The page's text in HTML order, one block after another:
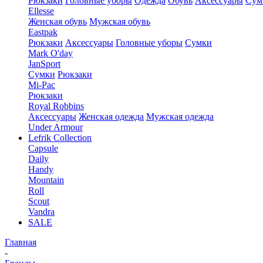
Ellesse
Женская обувь Мужская обувь
Eastpak
Рюкзаки Аксессуары Головные уборы Сумки
Mark O'day
JanSport
Сумки Рюкзаки
Mi-Pac
Рюкзаки
Royal Robbins
Аксессуары Женская одежда Мужская одежда
Under Armour
Lefrik Collection
Capsule
Daily
Handy
Mountain
Roll
Scout
Vandra
SALE
Главная
-